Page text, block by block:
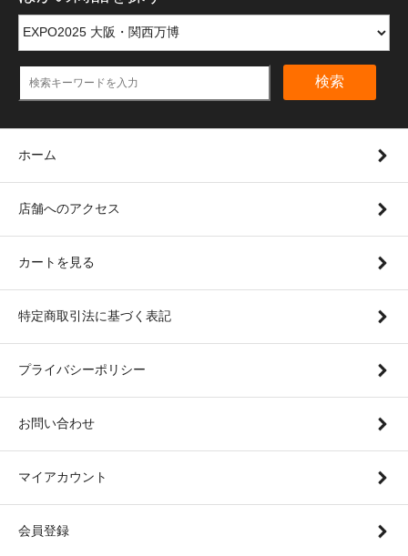
検索
ホーム
店舗へのアクセス
カートを見る
特定商取引法に基づく表記
プライバシーポリシー
お問い合わせ
マイアカウント
会員登録